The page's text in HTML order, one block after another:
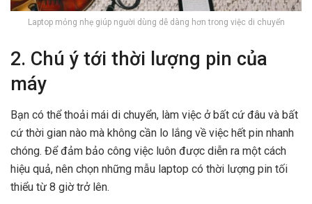
Laptop mỏng nhẹ giúp người dùng dễ dàng hơn trong việc di chuyển
2. Chú ý tới thời lượng pin của
máy
Bạn có thể thoải mái di chuyển, làm việc ở bất cứ đâu và bất
cứ thời gian nào mà không cần lo lắng về việc hết pin nhanh
chóng. Để đảm bảo công việc luôn được diễn ra một cách
hiệu quả, nên chọn những mẫu laptop có thời lượng pin tối
thiểu từ 8 giờ trở lên.